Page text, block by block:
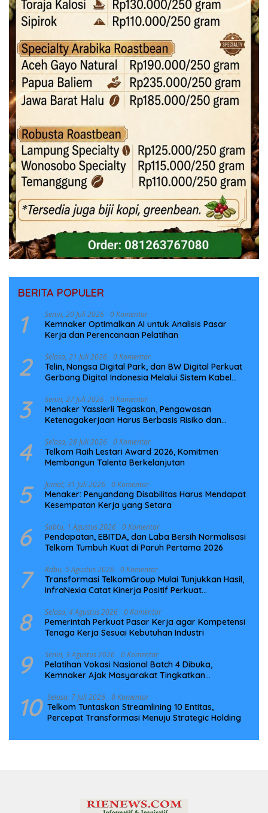
BERITA POPULER
1 Senin, 20 Juli 2026 0 Komentar
Kemnaker Optimalkan AI untuk Analisis Pasar
Kerja dan Perencanaan Pelatihan
2 Selasa, 21 Juli 2026 0 Komentar
Telin, Nongsa Digital Park, dan BW Digital Perkuat
Gerbang Digital Indonesia Melalui Sistem Kabel
3 Senin, 27 Juli 2026 0 Komentar
Menaker Yassierli Tegaskan, Pengawasan
Ketenagakerjaan Harus Berbasis Risiko dan
4 Selasa, 28 Juli 2026 0 Komentar
Telkom Raih Lestari Award 2026, Komitmen
Membangun Talenta Berkelanjutan
5 Jumat, 31 Juli 2026 0 Komentar
Menaker: Penyandang Disabilitas Harus Mendapat
Kesempatan Kerja yang Setara
6 Sabtu, 1 Agustus 2026 0 Komentar
Pendapatan, EBITDA, dan Laba Bersih Normalisasi
Telkom Tumbuh Kuat di Paruh Pertama 2026
7 Rabu, 5 Agustus 2026 0 Komentar
Transformasi TelkomGroup Mulai Tunjukkan Hasil,
InfraNexia Catat Kinerja Positif Perkuat
8 Selasa, 4 Agustus 2026 0 Komentar
Pemerintah Perkuat Pasar Kerja agar Kompetensi
Tenaga Kerja Sesuai Kebutuhan Industri
9 Senin, 3 Agustus 2026 0 Komentar
Pelatihan Vokasi Nasional Batch 4 Dibuka,
Kemnaker Ajak Masyarakat Tingkatkan
10 Selasa, 7 Juli 2026 0 Komentar
Telkom Tuntaskan Streamlining 10 Entitas,
Percepat Transformasi Menuju Strategic Holding